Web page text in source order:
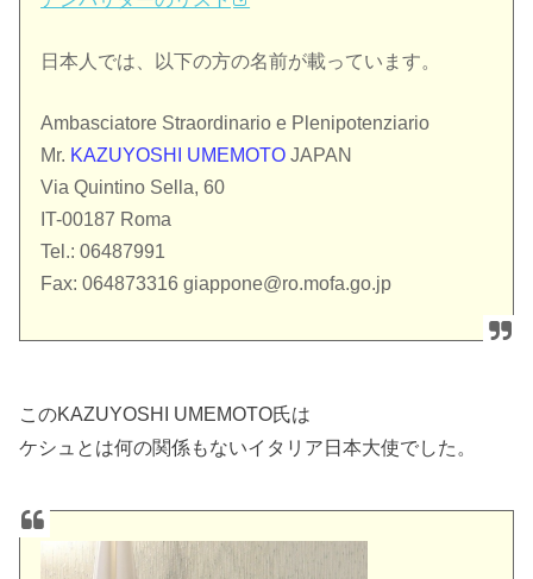
日本人では、以下の方の名前が載っています。
Ambasciatore Straordinario e Plenipotenziario
Mr. KAZUYOSHI UMEMOTO JAPAN
Via Quintino Sella, 60
IT-00187 Roma
Tel.: 06487991
Fax: 064873316giappone@ro.mofa.go.jp
このKAZUYOSHI UMEMOTO氏は
ケシュとは何の関係もないイタリア日本大使でした。